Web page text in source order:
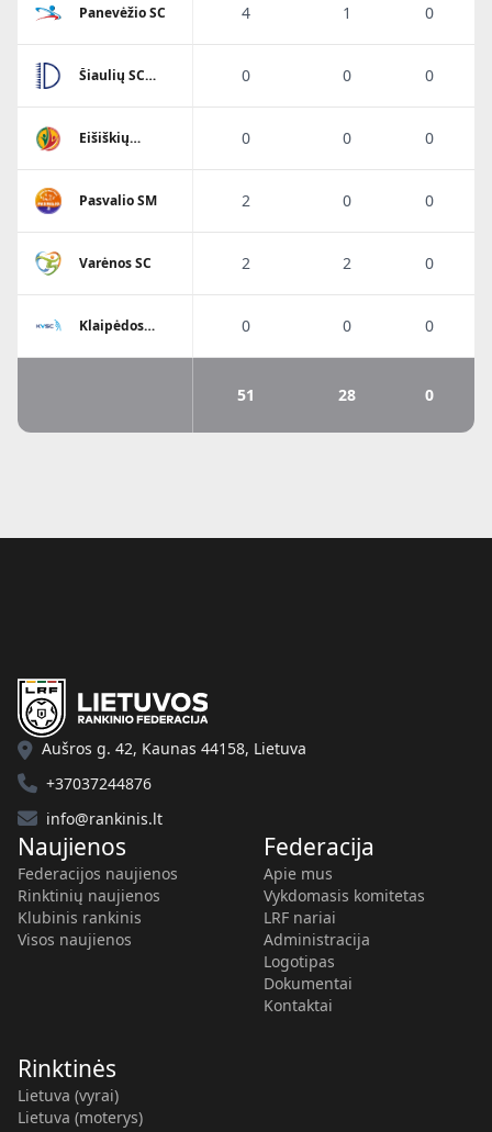
Panevėžio SC 4 1 0
Šiaulių SC
0 0 0
Eišiškių
SM
0 0 0
Pasvalio SM 2 0 0
Varėnos SC 2 2 0
Klaipėdos
0 0 0
51 28 0
Aušros g. 42, Kaunas 44158, Lietuva
+37037244876
info@rankinis.lt
Naujienos
Federacijos naujienos
Rinktinių naujienos
Klubinis rankinis
Visos naujienos
Federacija
Apie mus
Vykdomasis komitetas
LRF nariai
Administracija
Logotipas
Dokumentai
Kontaktai
Rinktinės
Lietuva (vyrai)
Lietuva (moterys)